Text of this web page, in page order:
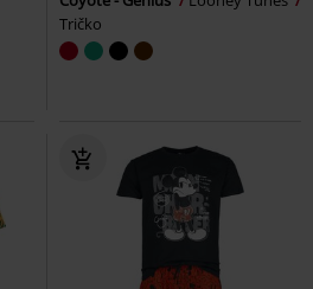
Tričko